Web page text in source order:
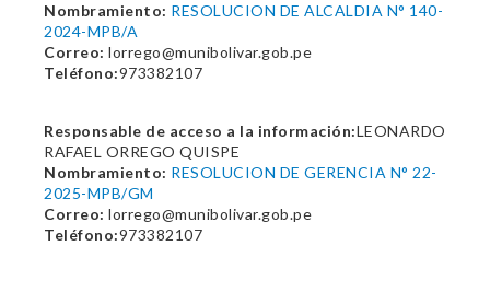
Nombramiento: RESOLUCION DE ALCALDIA N° 140-
2024-MPB/A
Correo: lorrego@munibolivar.gob.pe
Teléfono:973382107
Responsable de acceso a la información:LEONARDO
RAFAEL ORREGO QUISPE
Nombramiento: RESOLUCION DE GERENCIA N° 22-
2025-MPB/GM
Correo: lorrego@munibolivar.gob.pe
Teléfono:973382107